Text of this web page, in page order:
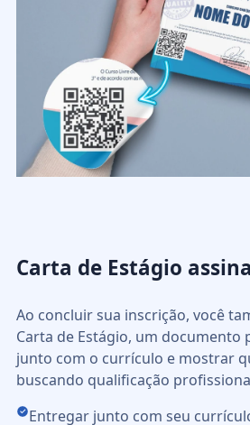
Carta de Estágio
Ao concluir sua inscrição, você
Carta de Estágio, um documento
junto com o currículo e mostrar
buscando qualificação
Entregar junto com seu